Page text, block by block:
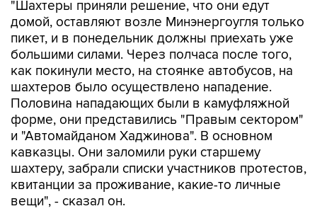
пикет, и в понедельник должны приехать уже
большими силами. Через полчаса после того,
как покинули место, на стоянке автобусов, на
шахтеров было осуществлено нападение.
Половина нападающих были в камуфляжной
форме, они представились "Правым сектором"
и "Автомайданом Хаджинова". В основном
кавказцы. Они заломили руки старшему
шахтеру, забрали списки участников протестов,
квитанции за проживание, какие-то личные
вещи", - сказал он.
Волынец добавил, что сейчас на место